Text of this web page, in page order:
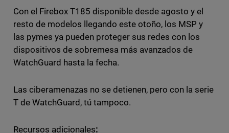
Con el Firebox T185 disponible desde agosto y el
resto de modelos llegando este otoño, los MSP y
las pymes ya pueden proteger sus redes con los
dispositivos de sobremesa más avanzados de
WatchGuard hasta la fecha.
Las ciberamenazas no se detienen, pero con la serie
T de WatchGuard, tú tampoco.
Recursos adicionales: